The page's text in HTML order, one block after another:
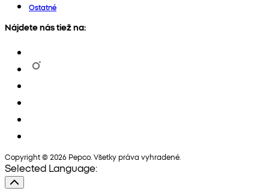
Ostatné
Nájdete nás tiež na:
Copyright © 2026 Pepco. Všetky práva vyhradené.
Selected Language: